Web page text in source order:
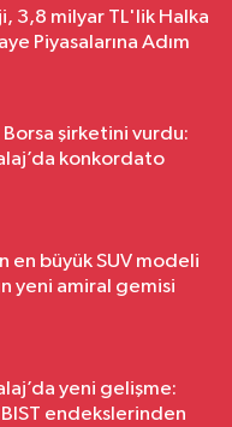
3,8 milyar TL'lik Halka
Piyasalarına Adım
şirketini vurdu:
konkordato
en büyük SUV modeli
yeni amiral gemisi
yeni gelişme:
endekslerinden